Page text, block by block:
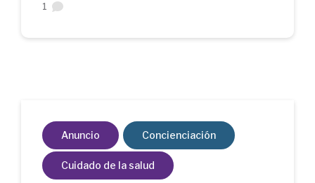
1
Anuncio Concienciación
Cuidado de la salud